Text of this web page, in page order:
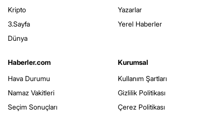
Kripto
3.Sayfa
Dünya
Yazarlar
Yerel Haberler
Haberler.com
Hava Durumu
Namaz Vakitleri
Seçim Sonuçları
Kurumsal
Kullanım Şartları
Gizlilik Politikası
Çerez Politikası